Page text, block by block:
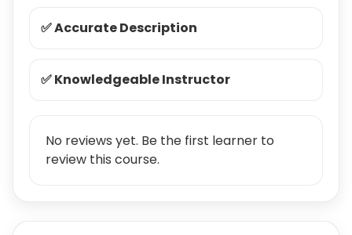
✅ Accurate Description
✅ Knowledgeable Instructor
No reviews yet. Be the first learner to
review this course.